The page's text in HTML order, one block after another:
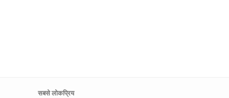
सबसे लोकप्रिय